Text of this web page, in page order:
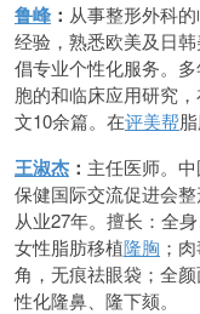
鲁峰： 从事整形外科
经验，熟悉欧美及日
倡专业个性化服务。
胞的和临床应用研究
文10余篇。在评美帮
王淑杰 ： 主任医师。
保健国际交流促进会
从业27年。擅长：全
女性脂肪移植隆胸 ；
角，无痕祛眼袋；全
性化隆鼻、隆下颏。